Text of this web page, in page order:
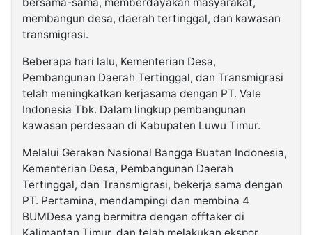
membangun desa, daerah tertinggal, dan kawasan
transmigrasi.
Beberapa hari lalu, Kementerian Desa,
Pembangunan Daerah Tertinggal, dan Transmigrasi
telah meningkatkan kerjasama dengan PT. Vale
Indonesia Tbk. Dalam lingkup pembangunan
kawasan perdesaan di Kabupaten Luwu Timur.
Melalui Gerakan Nasional Bangga Buatan Indonesia,
Kementerian Desa, Pembangunan Daerah
Tertinggal, dan Transmigrasi, bekerja sama dengan
PT. Pertamina, mendampingi dan membina 4
BUMDesa yang bermitra dengan offtaker di